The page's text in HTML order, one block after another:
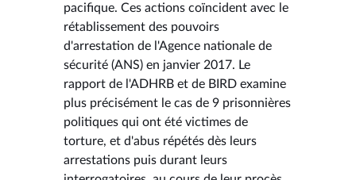
pacifique. Ces actions coïncident avec le
rétablissement des pouvoirs
d'arrestation de l'Agence nationale de
sécurité (ANS) en janvier 2017. Le
rapport de l'ADHRB et de BIRD examine
plus précisément le cas de 9 prisonnières
politiques qui ont été victimes de
torture, et d'abus répétés dès leurs
arrestations puis durant leurs